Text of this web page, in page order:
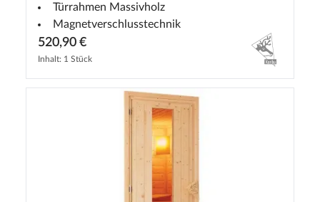
Türrahmen Massivholz
Magnetverschlusstechnik
520,90 €
Inhalt: 1 Stück